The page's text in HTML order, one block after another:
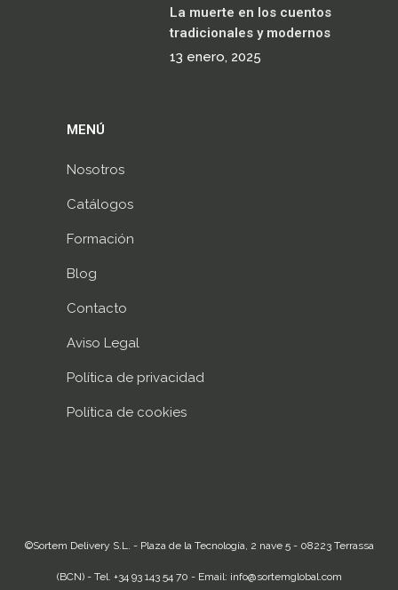
La muerte en los cuentos
tradicionales y modernos
13 enero, 2025
MENÚ
Nosotros
Catálogos
Formación
Blog
Contacto
Aviso Legal
Política de privacidad
Política de cookies
©Sortem Delivery S.L. - Plaza de la Tecnología, 2 nave 5 - 08223 Terrassa
(BCN) - Tel. +34 93 143 54 70 - Email: info@sortemglobal.com